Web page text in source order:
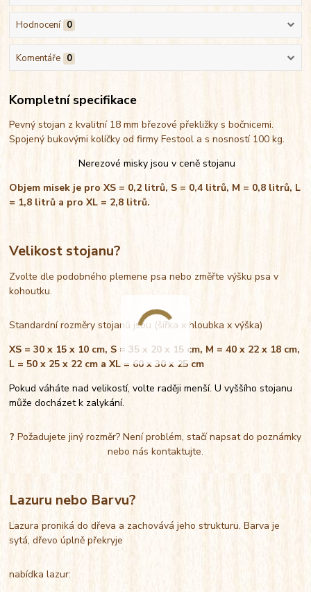
Hodnocení 0
Komentáře 0
Kompletní specifikace
Pevný stojan z kvalitní 18 mm březové překližky s bočnicemi.
Spojený bukovými kolíčky od firmy Festool a s nosností 100 kg.
Nerezové misky jsou v ceně stojanu
Objem misek je pro XS = 0,2 litrů, S = 0,4 litrů, M = 0,8 litrů, L
= 1,8 litrů a pro XL = 2,8 litrů.
Velikost stojanu?
Zvolte dle podobného plemene psa nebo změřte výšku psa v
kohoutku.
Standardní rozměry stojanů jsou (šířka x hloubka x výška)
XS = 30 x 15 x 10 cm, S = 35 x 20 x 15 cm, M = 40 x 22 x 18 cm,
L = 50 x 25 x 22 cm a XL = 60 x 30 x 25 cm
Pokud váháte nad velikostí, volte raději menší. U vyššího stojanu
může docházet k zalykání.
? Požadujete jiný rozměr? Není problém, stačí napsat do poznámky
nebo nás kontaktujte.
Lazuru nebo Barvu?
Lazura proniká do dřeva a zachovává jeho strukturu. Barva je
sytá, dřevo úplně překryje
nabídka lazur: